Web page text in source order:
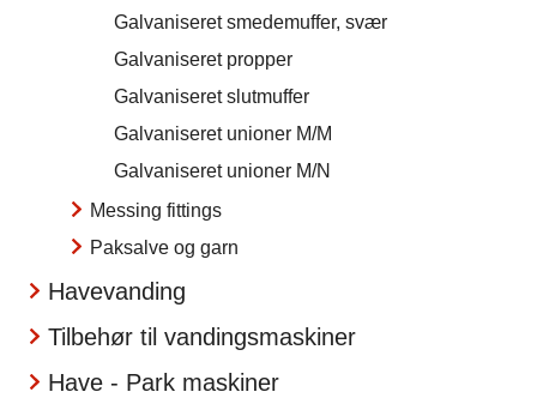
Galvaniseret smedemuffer, svær
Galvaniseret propper
Galvaniseret slutmuffer
Galvaniseret unioner M/M
Galvaniseret unioner M/N
Messing fittings
Paksalve og garn
Havevanding
Tilbehør til vandingsmaskiner
Have - Park maskiner